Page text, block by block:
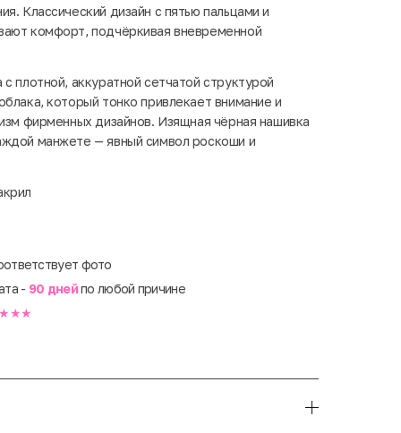
Классический дизайн с пятью пальцами и
комфорт, подчёркивая вневременной
плотной, аккуратной сетчатой структурой
который тонко привлекает внимание и
фирменных дизайнов. Изящная чёрная нашивка
манжете — явный символ роскоши и
фото
- 90 днейпо любой причине